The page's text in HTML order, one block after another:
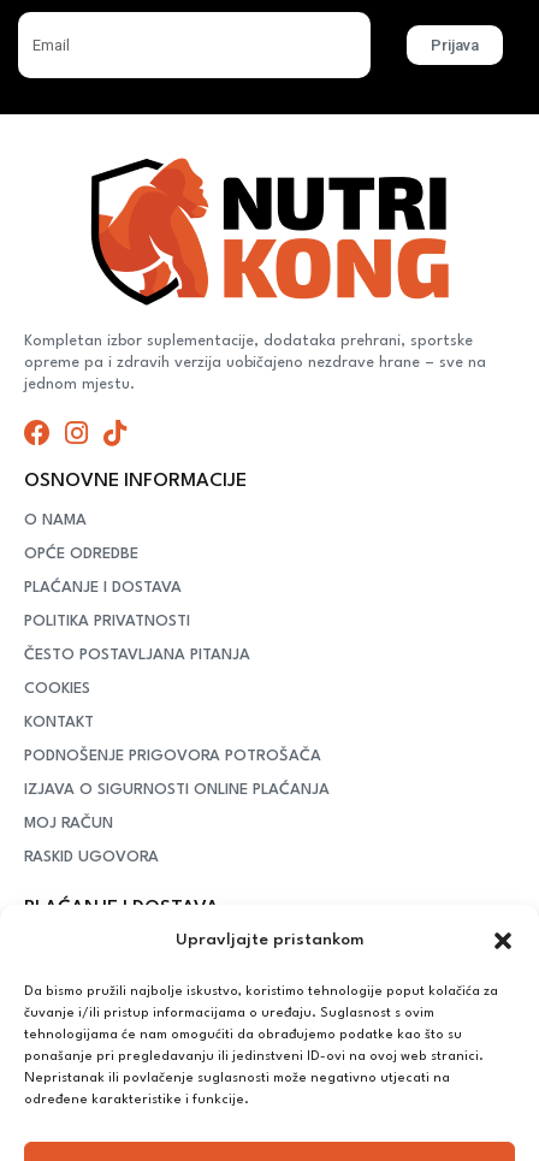
Upravljajte pristankom
Da bismo pružili najbolje iskustvo, koristimo tehnologije poput kolačića za
čuvanje i/ili pristup informacijama o uređaju. Suglasnost s ovim
tehnologijama će nam omogućiti da obrađujemo podatke kao što su
ponašanje pri pregledavanju ili jedinstveni ID-ovi na ovoj web stranici.
Nepristanak ili povlačenje suglasnosti može negativno utjecati na
određene karakteristike i funkcije.
Prijava
Kompletan izbor suplementacije, dodataka prehrani, sportske
opreme pa i zdravih verzija uobičajeno nezdrave hrane – sve na
jednom mjestu.
OSNOVNE INFORMACIJE
O NAMA
OPĆE ODREDBE
PLAĆANJE I DOSTAVA
POLITIKA PRIVATNOSTI
ČESTO POSTAVLJANA PITANJA
COOKIES
KONTAKT
PODNOŠENJE PRIGOVORA POTROŠAČA
IZJAVA O SIGURNOSTI ONLINE PLAĆANJA
MOJ RAČUN
RASKID UGOVORA
PLAĆANJE I DOSTAVA
– iznad potrošenih 55 eura dostava je
Plaćanje:
Bankovna transakcija, plaćanje prilikom preuzimanja, CorvusPay